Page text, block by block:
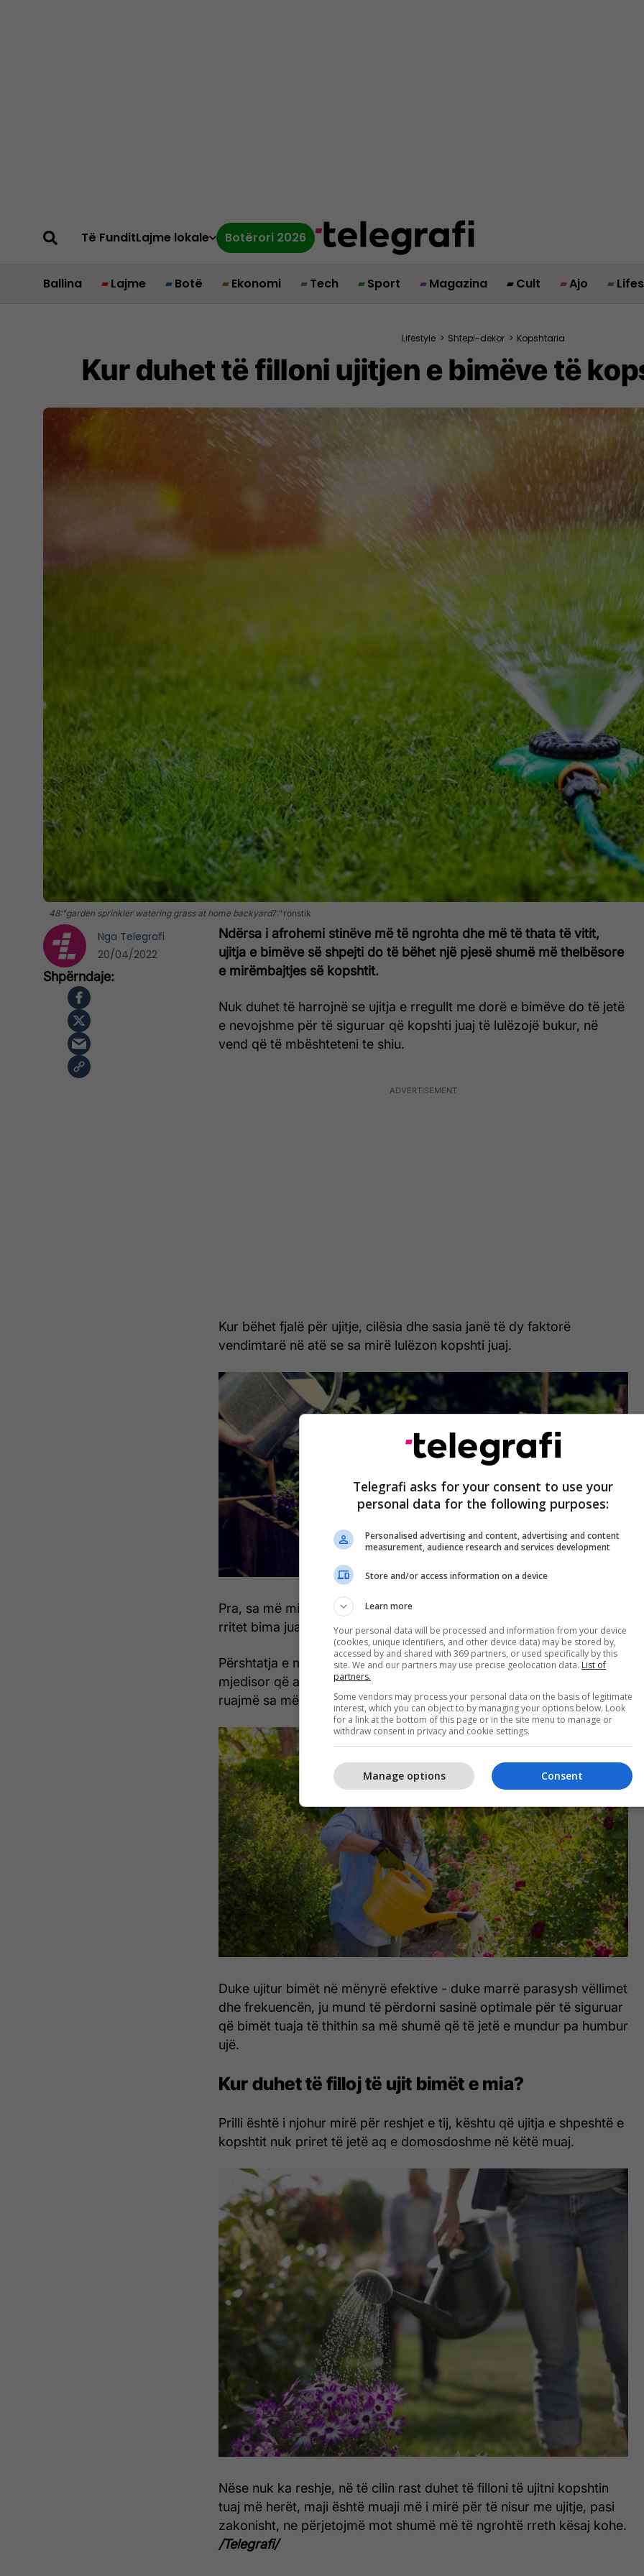
Të FunditLajme lokale Botërori 2026
Ballina Lajme Botë Ekonomi Tech Sport Magazina Cult Ajo
Lifestyle > Shtepi-dekor > Kopshtaria
Kur duhet të filloni ujitjen e bimëve të
48:"garden sprinkler watering grass at home backyard7:"ronstik
Ndërsa i afrohemi stinëve më të ngrohta dhe më të thata të vitit,
ujitja e bimëve së shpejti do të bëhet një pjesë shumë më thelbësore
e mirëmbajtjes së kopshtit.
Nuk duhet të harrojnë se ujitja e rregullt me ​​dorë e bimëve do të jetë
e nevojshme për të siguruar që kopshti juaj të lulëzojë bukur, në
vend që të mbështeteni te shiu.
Kur bëhet fjalë për ujitje, cilësia dhe sasia janë të dy faktorë
vendimtarë në atë se sa mirë lulëzon kopshti juaj.
Pra, sa më mirë dhe më e llogaritur të jetë ujitja, aq më mirë do të
rritet bima juaj.
Përshtatja e metodës është gjithashtu thelbësore për ndikimin
mjedisor që ajo paraqet. Uji është një burim i vlefshëm dhe duhet ta
ruajmë sa më shumë.
Duke ujitur bimët në mënyrë efektive - duke marrë parasysh vëllimet
dhe frekuencën, ju mund të përdorni sasinë optimale për të siguruar
që bimët tuaja të thithin sa më shumë që të jetë e mundur pa humbur
ujë.
Kur duhet të filloj të ujit bimët e mia?
Prilli është i njohur mirë për reshjet e tij, kështu që ujitja e shpeshtë e
kopshtit nuk priret të jetë aq e domosdoshme në këtë muaj.
Nëse nuk ka reshje, në të cilin rast duhet të filloni të ujitni kopshtin
tuaj më herët, maji është muaji më i mirë për të nisur me ujitje, pasi
zakonisht, ne përjetojmë mot shumë më të ngrohtë rreth kësaj kohe.
/Telegrafi/
Nga Telegrafi
20/04/2022
Telegrafi asks for your consent to use your
personal data for the following purposes:
Personalised advertising and content, advertising and content
measurement, audience research and services development
Store and/or access information on a device
Learn more
Your personal data will be processed and information from your device
(cookies, unique identifiers, and other device data) may be stored by,
accessed by and shared with 369 partners, or used specifically by this
site. We and our partners may use precise geolocation data. List of
partners.
Some vendors may process your personal data on the basis of legitimate
interest, which you can object to by managing your options below. Look
for a link at the bottom of this page or in the site menu to manage or
withdraw consent in privacy and cookie settings.
Consent
Manage options